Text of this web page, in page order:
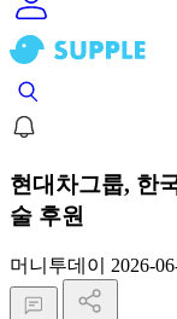
현대차그룹, 한
술 후원
머니투데이 2026-